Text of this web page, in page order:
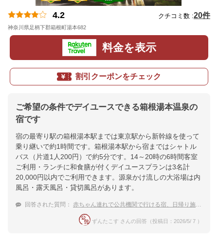
4.2 クチコミ数 :20件
神奈川県足柄下郡箱根町湯本682
料金を表示
割引クーポンをチェック
ご希望の条件でデイユースできる箱根湯本温泉の
宿です
宿の最寄り駅の箱根湯本駅までは東京駅から新幹線を使って
乗り継いで約1時間です。箱根湯本駅から宿まではシャトル
バス（片道1人200円）で約5分です。14～20時の6時間客室
ご利用・ランチに和食膳が付くデイユースプランは3名計
20,000円以内でご利用できます。源泉かけ流しの大浴場は内
風呂・露天風呂・貸切風呂があります。
回答された質問： 赤ちゃん連れで公共機関で行ける宿、日帰り施設。東京発。
ずんたこす さんの回答（投稿日：2026/5/ 7 ）